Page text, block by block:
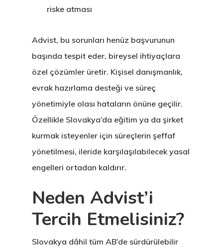
riske atması
Advist, bu sorunları henüz başvurunun
başında tespit eder, bireysel ihtiyaçlara
özel çözümler üretir. Kişisel danışmanlık,
evrak hazırlama desteği ve süreç
yönetimiyle olası hataların önüne geçilir.
Özellikle Slovakya’da eğitim ya da şirket
kurmak isteyenler için süreçlerin şeffaf
yönetilmesi, ileride karşılaşılabilecek yasal
engelleri ortadan kaldırır.
Neden Advist’i
Tercih Etmelisiniz?
Slovakya dâhil tüm AB’de sürdürülebilir
İngiltere
& Start-Up
Letonya
Letonya
Vize Programı
Veri Politikası
Gayrimenkul
Oturma İzni –
Golden Visa